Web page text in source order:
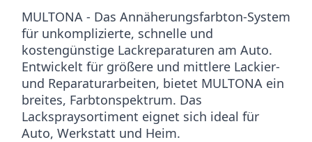
MULTONA - Das Annäherungsfarbton-System
für unkomplizierte, schnelle und
kostengünstige Lackreparaturen am Auto.
Entwickelt für größere und mittlere Lackier-
und Reparaturarbeiten, bietet MULTONA ein
breites, Farbtonspektrum. Das
Lackspraysortiment eignet sich ideal für
Auto, Werkstatt und Heim.